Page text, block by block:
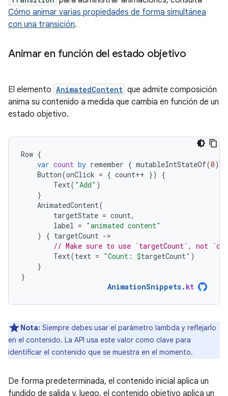
Cómo animar varias propiedades de forma simultánea
con una transición.
Animar en función del estado objetivo
El elemento AnimatedContent que admite composición
anima su contenido a medida que cambia en función de un
estado objetivo.
Row {
var count by remember { mutableIntStateOf(0)
Button(onClick = { count++ })
{
Text( "Add" )
}
AnimatedContent(
targetState = count,
label = "animated content"
)
{ targetCount -
// Make sure to use `targetCount`, not
Text(text = "Count: $targetCount" )
}
}
AnimationSnippets. kt
Nota: Siempre debes usar el parámetro lambda y reflejarlo
en el contenido. La API usa este valor como clave para
identificar el contenido que se muestra en el momento.
De forma predeterminada, el contenido inicial aplica un
fundido de salida y, luego, el contenido objetivo aplica un